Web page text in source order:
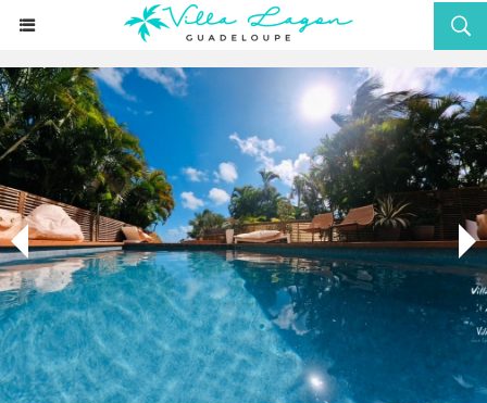
LA PISCINE, LE LAGON